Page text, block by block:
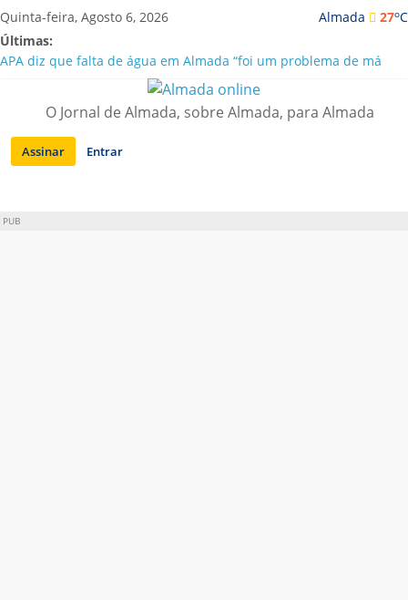
Saltar
para
conteúdo
Almada 27oC
Quinta-feira, Agosto 6, 2026
Últimas:
APA diz que falta de água em Almada “foi um problema de má
Laranjeiro | Cultura pop asiática invade a Casa Amarela
Ponte 25 de Abril celebra 60 anos com programa cultural entre
Lisboa e Almada
Situação de alerta em Almada renovada até final de Agosto
O Jornal de Almada, sobre Almada, para Almada
Assinar Entrar
PUB